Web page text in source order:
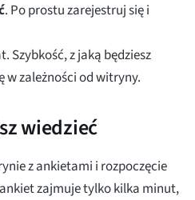
. Po prostu zarejestruj się i
Szybkość, z jaką będziesz
w zależności od witryny.
wiedzieć
z ankietami i rozpoczęcie
zajmuje tylko kilka minut,